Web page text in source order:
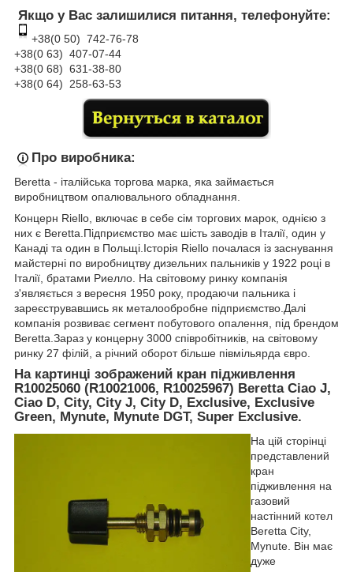
Якщо у Вас залишилися питання, телефонуйте:
+38(0 50) 742-76-78
+38(0 63) 407-07-44
+38(0 68) 631-38-80
+38(0 64) 258-63-53
Про виробника:
Beretta - італійська торгова марка, яка займається
виробництвом опалювального обладнання.
Концерн Riello, включає в себе сім торгових марок, однією з
них є Beretta.Підприємство має шість заводів в Італії, один у
Канаді та один в Польщі.Історія Riello почалася із заснування
майстерні по виробництву дизельних пальників у 1922 році в
Італії, братами Риелло. На світовому ринку компанія
з'являється з вересня 1950 року, продаючи пальника і
зареєструвавшись як металообробне підприємство.Далі
компанія розвиває сегмент побутового опалення, під брендом
Beretta.Зараз у концерну 3000 співробітників, на світовому
ринку 27 філій, а річний оборот більше півмільярда євро.
На картинці зображений кран підживлення
R10025060 (R10021006, R10025967) Beretta Ciao J,
Ciao D, City, City J, City D, Exclusive, Exclusive
Green, Mynute, Mynute DGT, Super Exclusive.
На цій сторінці
представлений
кран
підживлення на
газовий
настінний котел
Beretta City,
Mynute. Він має
дуже